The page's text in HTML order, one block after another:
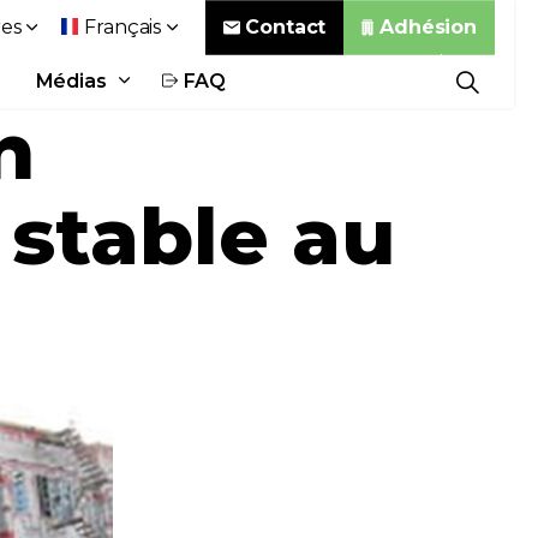
Médias FAQ
Français Contact Adhésion
au